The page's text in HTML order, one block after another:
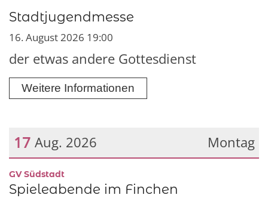
Datum: 16. August 2026
Stadtjugendmesse
16. August 2026 19:00
der etwas andere Gottesdienst
Weitere Informationen
Montag
17 Aug. 2026
Datum: 17. August 2026
GV Südstadt:
Spieleabende im Finchen